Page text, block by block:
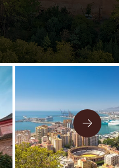
Tek Kişi
ile iletişime geçilmesine
okudum ve kabul